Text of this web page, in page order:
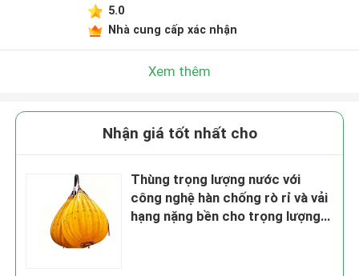
5.0
Nhà cung cấp xác nhận
Xem thêm
Nhận giá tốt nhất cho
Thùng trọng lượng nước với
công nghệ hàn chống rò rỉ và vải
hạng nặng bền cho trọng lượng